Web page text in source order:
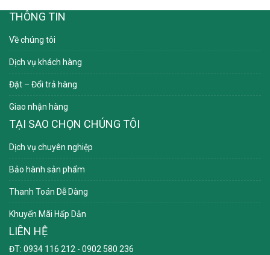
THÔNG TIN
Về chúng tôi
Dịch vụ khách hàng
Đặt – Đổi trả hàng
Giao nhận hàng
TẠI SAO CHỌN CHÚNG TÔI
Dịch vụ chuyên nghiệp
Bảo hành sản phẩm
Thanh Toán Dễ Dàng
Khuyến Mãi Hấp Dẫn
LIÊN HỆ
ĐT: 0934 116 212 - 0902 580 236